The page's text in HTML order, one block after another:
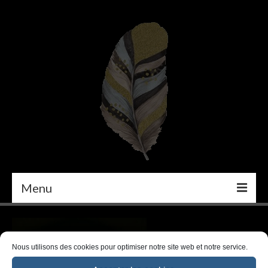
Nous utilisons des cookies pour optimiser notre site web et notre service.
Menu
DÉCORATION INTÉRIEURE